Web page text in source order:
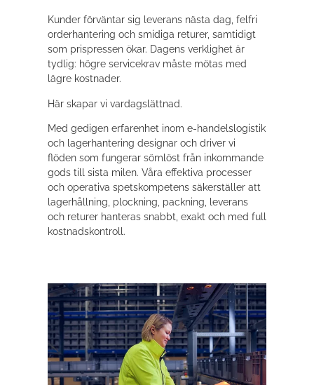
Kunder förväntar sig leverans nästa dag, felfri
orderhantering och smidiga returer, samtidigt
som prispressen ökar. Dagens verklighet är
tydlig: högre servicekrav måste mötas med
lägre kostnader.
Här skapar vi vardagslättnad.
Med gedigen erfarenhet inom e-handelslogistik
och lagerhantering designar och driver vi
flöden som fungerar sömlöst från inkommande
gods till sista milen. Våra effektiva processer
och operativa spetskompetens säkerställer att
lagerhållning, plockning, packning, leverans
och returer hanteras snabbt, exakt och med full
kostnadskontroll.